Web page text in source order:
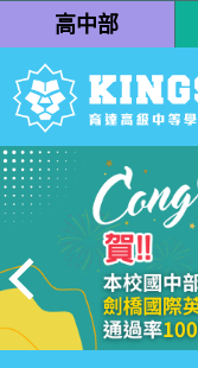
到
主
要
內
容
區
高中部